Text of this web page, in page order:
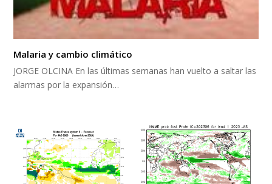
Malaria y cambio climático
JORGE OLCINA En las últimas semanas han vuelto a saltar las
alarmas por la expansión…